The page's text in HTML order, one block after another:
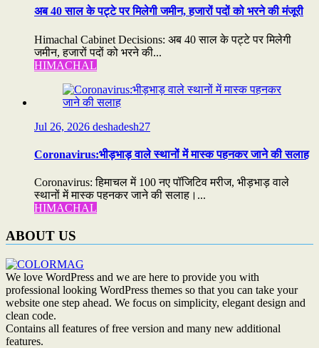
अब 40 साल के पट्टे पर मिलेगी जमीन, हजारों पदों को भरने की मंजूरी
Himachal Cabinet Decisions: अब 40 साल के पट्टे पर मिलेगी
जमीन, हजारों पदों को भरने की...
HIMACHAL
Jul 26, 2026 deshadesh27
Coronavirus:भीड़भाड़ वाले स्थानों में मास्क पहनकर जाने की सलाह
Coronavirus: हिमाचल में 100 नए पॉजिटिव मरीज, भीड़भाड़ वाले
स्थानों में मास्क पहनकर जाने की सलाह।...
HIMACHAL
ABOUT US
We love WordPress and we are here to provide you with
professional looking WordPress themes so that you can take your
website one step ahead. We focus on simplicity, elegant design and
clean code.
Contains all features of free version and many new additional
features.